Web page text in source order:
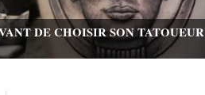
DE CHOISIR SON TATOUEUR